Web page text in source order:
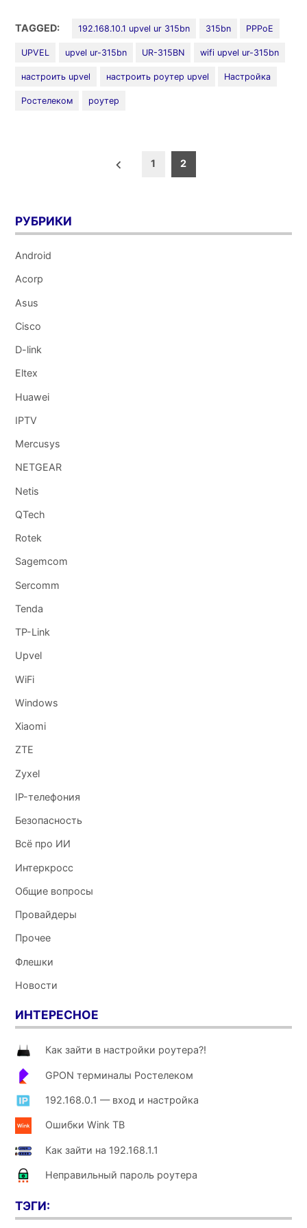
315BN
TAGGED: 192.168.10.1 upvel ur 315bn 315bn PPPoE
UPVEL upvel ur-315bn UR-315BN wifi upvel ur-315bn
настроить upvel настроить роутер upvel Настройка
Ростелеком роутер
1 2
РУБРИКИ
Android
Acorp
Asus
Cisco
D-link
Eltex
Huawei
IPTV
Mercusys
NETGEAR
Netis
QTech
Rotek
Sagemcom
Sercomm
Tenda
TP-Link
Upvel
WiFi
Windows
Xiaomi
ZTE
Zyxel
IP-телефония
Безопасность
Всё про ИИ
Интеркросс
Общие вопросы
Провайдеры
Прочее
Флешки
Новости
ИНТЕРЕСНОЕ
Как зайти в настройки роутера?!
GPON терминалы Ростелеком
192.168.0.1 — вход и настройка
Ошибки Wink ТВ
Как зайти на 192.168.1.1
Неправильный пароль роутера
ТЭГИ: